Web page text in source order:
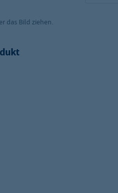
das Bild ziehen.